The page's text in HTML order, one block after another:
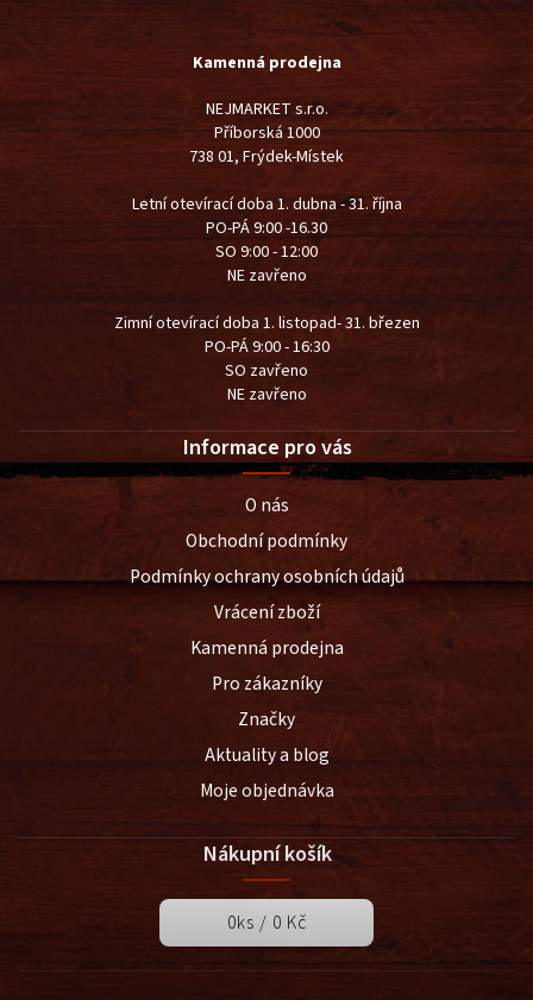
Kamenná prodejna
NEJMARKET s.r.o.
Příborská 1000
738 01, Frýdek-Místek
Letní otevírací doba 1. dubna - 31. října
PO-PÁ 9:00 -16.30
SO 9:00 - 12:00
NE zavřeno
Zimní otevírací doba 1. listopad- 31. březen
PO-PÁ 9:00 - 16:30
SO zavřeno
NE zavřeno
Informace pro vás
O nás
Obchodní podmínky
Podmínky ochrany osobních údajů
Vrácení zboží
Kamenná prodejna
Pro zákazníky
Značky
Aktuality a blog
Moje objednávka
Nákupní košík
0ks / 0 Kč